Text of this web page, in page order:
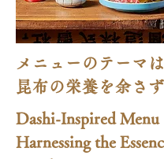
メニューのテーマ
昆布の栄養を余さ
Dashi-Inspired Menu
Harnessing the